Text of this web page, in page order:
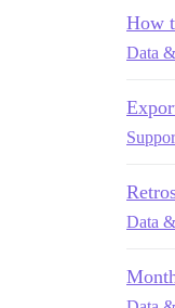
How
Data
Data